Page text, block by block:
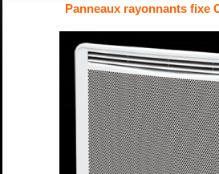
Panneaux rayonnants fixe